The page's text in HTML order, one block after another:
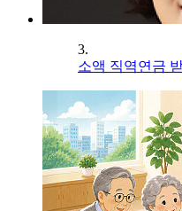
3.
소액 직역연금